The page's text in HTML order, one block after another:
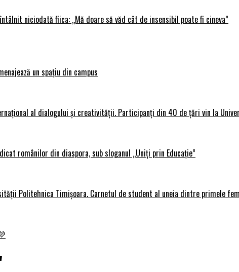
niciodată fiica: „Mă doare să văd cât de insensibil poate fi cineva”
un spațiu din campus
al dialogului și creativității. Participanți din 40 de țări vin la
românilor din diaspora, sub sloganul „Uniți prin Educație”
Politehnica Timișoara. Carnetul de student al uneia dintre primele